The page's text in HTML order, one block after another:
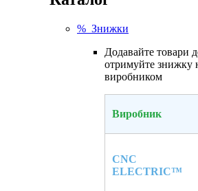
% Знижки
Додавайте товари
отримуйте знижку
виробником
Виробник
CNC
ELECTRIC™